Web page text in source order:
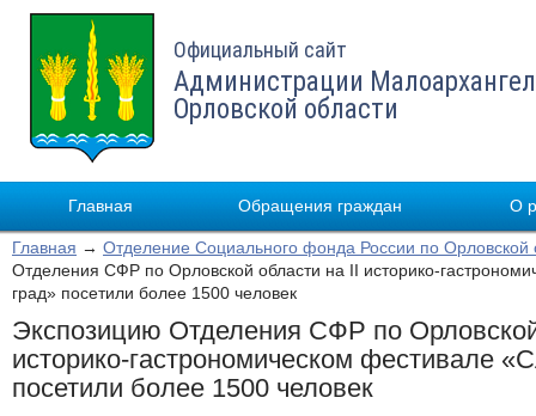
Официальный сайт
Администрации
Орловской области
Главная Обращения граждан О
Главная → Отделение Социального фонда России по Орловской
Отделения СФР по Орловской области на II историко-
град» посетили более 1500 человек
Экспозицию Отделения СФР по
историко-гастрономическом фестивале
посетили более 1500 человек